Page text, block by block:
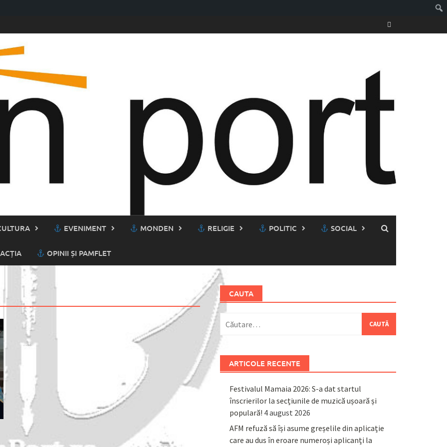
EVENIMENT MONDEN RELIGIE POLITIC SOCIAL
OPINII ȘI PAMFLET
CAUTA
după:
ARTICOLE RECENTE
Festivalul Mamaia 2026: S-a dat startul
înscrierilor la secțiunile de muzică ușoară și
populară! 4 august 2026
AFM refuză să își asume greșelile din aplicație
care au dus în eroare numeroși aplicanți la